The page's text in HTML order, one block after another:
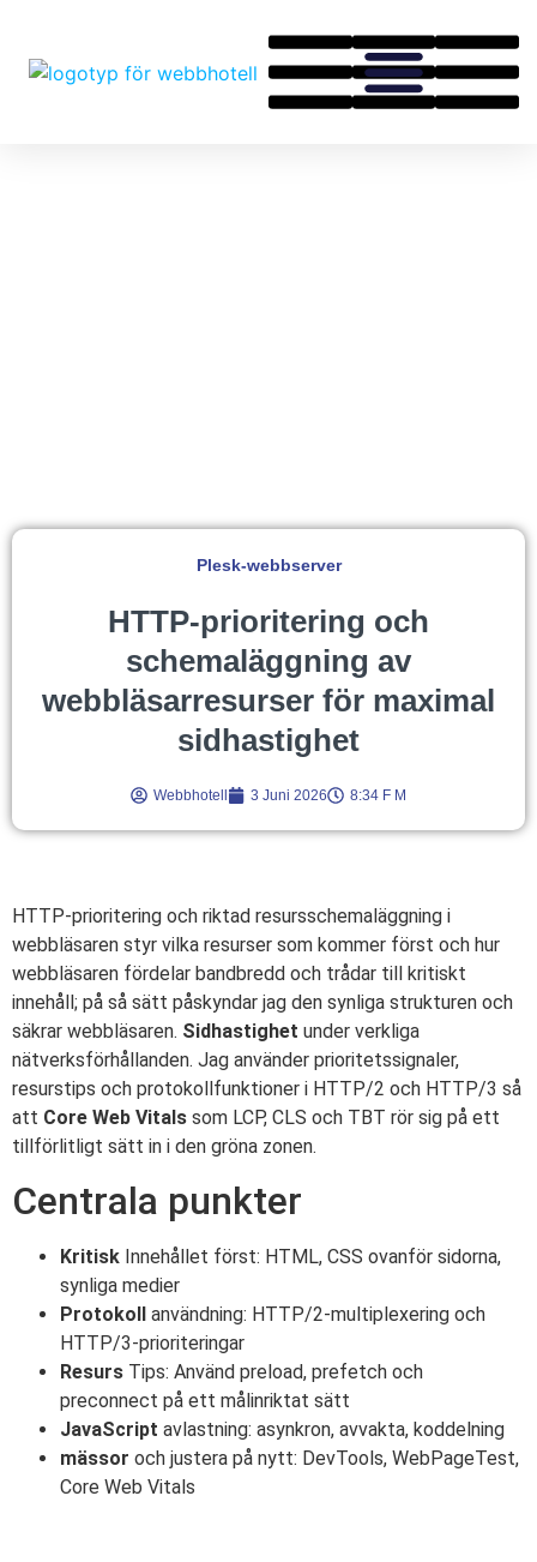
Plesk-webbserver
HTTP-prioritering och
schemaläggning av
webbläsarresurser för maximal
sidhastighet
Webbhotell 3 Juni 2026 8:34 F M
HTTP-prioritering och riktad resursschemaläggning i
webbläsaren styr vilka resurser som kommer först och hur
webbläsaren fördelar bandbredd och trådar till kritiskt
innehåll; på så sätt påskyndar jag den synliga strukturen och
säkrar webbläsaren. Sidhastighet under verkliga
nätverksförhållanden. Jag använder prioritetssignaler,
resurstips och protokollfunktioner i HTTP/2 och HTTP/3 så
att Core Web Vitals som LCP, CLS och TBT rör sig på ett
tillförlitligt sätt in i den gröna zonen.
Centrala punkter
Kritisk Innehållet först: HTML, CSS ovanför sidorna,
synliga medier
Protokoll användning: HTTP/2-multiplexering och
HTTP/3-prioriteringar
Resurs Tips: Använd preload, prefetch och
preconnect på ett målinriktat sätt
JavaScript avlastning: asynkron, avvakta, koddelning
mässor och justera på nytt: DevTools, WebPageTest,
Core Web Vitals